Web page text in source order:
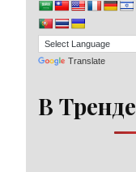
Translate
В Тренде